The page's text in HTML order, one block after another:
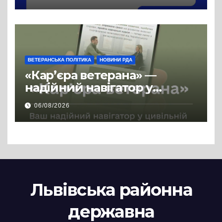
ВЕТЕРАНСЬКА ПОЛІТИКА НОВИНИ РДА
«Кар’єра ветерана» —
надійний навігатор у
цивільній професії
06/08/2026
Львівська районна
державна